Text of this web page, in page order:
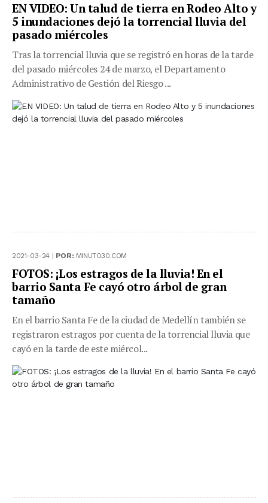
EN VIDEO: Un talud de tierra en Rodeo Alto y
5 inundaciones dejó la torrencial lluvia del
pasado miércoles
Tras la torrencial lluvia que se registró en horas de la tarde
del pasado miércoles 24 de marzo, el Departamento
Administrativo de Gestión del Riesgo ...
2021-03-24 | POR: MINUTO30.COM
FOTOS: ¡Los estragos de la lluvia! En el
barrio Santa Fe cayó otro árbol de gran
tamaño
En el barrio Santa Fe de la ciudad de Medellín también se
registraron estragos por cuenta de la torrencial lluvia que
cayó en la tarde de este miércol...